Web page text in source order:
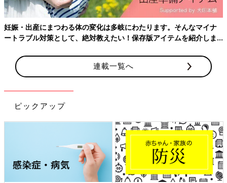
いるそう。以前から愛用していて、こまめにシュッとして拭き掃
除をする方法が自分に合っているんだとか！無理なくこそうじ
（小掃除）できる方法を見つけられると家事もラクになりますね
♪
トイレブラシいらずで掃除の頻度がアップ
妊娠・出産にまつわる体の変化は多岐にわたります。そんなマイナ
ートラブル対策として、絶対教えたい！保存版アイテムを紹介しま
連載一覧へ
ピックアップ